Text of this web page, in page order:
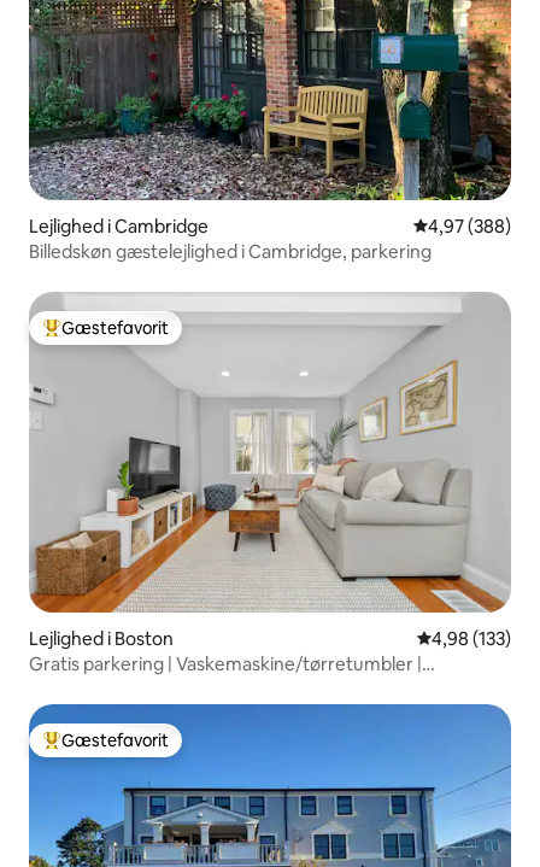
Lejlighed i Cambridge 4,97 ud af 5 i
4,97 (388)
Billedskøn gæstelejlighed i Cambridge, parkering
Bedste gæstefavorit
Gæstefavorit
Lejlighed i Boston 4,98 ud af 5 i
4,98 (133)
Gratis parkering | Vaskemaskine/tørretumbler |
Bedste gæstefavorit
Gæstefavorit